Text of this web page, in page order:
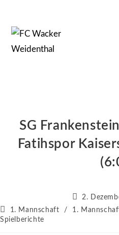
springen
SG
Fatihspor
Beitrag
2.
Beitrags-
Kategorie:
1. Mannschaft / 1.
Spielberichte